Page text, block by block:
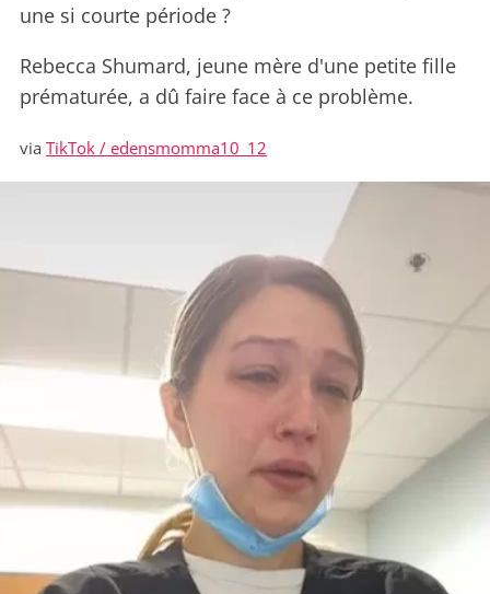
une si courte période ?
Rebecca Shumard, jeune mère d'une petite fille
prématurée, a dû faire face à ce problème.
via TikTok / edensmomma10_12